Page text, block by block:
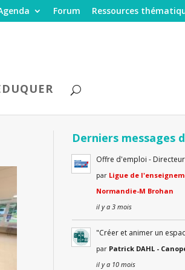
Forum Ressources
Derniers messages
Offre d'emploi -
par Ligue de
Normandie-M Brohan
il y a 3 mois
"Créer et animer un
par Patrick DAHL -
il y a 10 mois